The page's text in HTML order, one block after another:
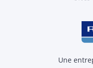
Une